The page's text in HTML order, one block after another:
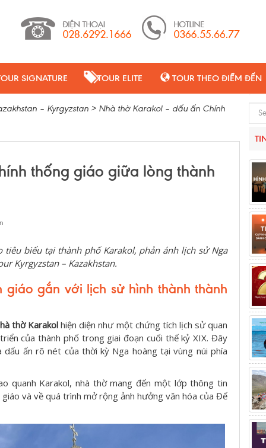
SIGNATURE TOUR ELITE TOUR THEO ĐIỂM ĐẾN
– Kyrgyzstan > Nhà thờ Karakol – dấu ấn Chính
thống giáo giữa lòng thành
biểu tại thành phố Karakol, phản ánh lịch sử Nga
Kyrgyzstan – Kazakhstan.
gắn với lịch sử hình thành thành
thờ Karakol hiện diện như một chứng tích lịch sử quan
của thành phố trong giai đoạn cuối thế kỷ XIX. Đây
ấn rõ nét của thời kỳ Nga hoàng tại vùng núi phía
quanh Karakol, nhà thờ mang đến một lớp thông tin
và về quá trình mở rộng ảnh hưởng văn hóa của Đế